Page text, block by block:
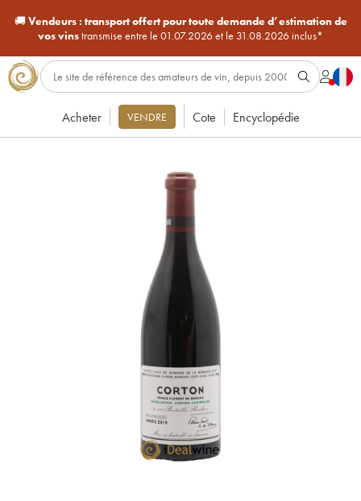
🚚Vendeurs : transport offert pour toute demande d’estimation de
vos vinstransmise entre le 01.07.2026 et le 31.08.2026 inclus*
Acheter VENDRE Cote Encyclopédie